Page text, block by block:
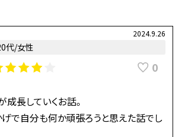
2024.9.26
代/女性
0
長していくお話。
げで自分も何か頑張ろうと思えた話でし